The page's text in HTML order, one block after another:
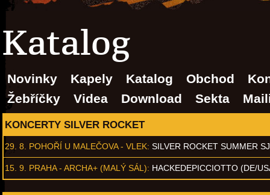
Katalog
Novinky Kapely Katalog Obchod
Žebříčky
Videa Download Sekta
KONCERTY SILVER ROCKET
29. 8. POHOŘÍ U MALEČOVA - VLEK: SILVER ROCKET SUMMER
15. 9. PRAHA - ARCHA+ (MALÝ SÁL): HACKEDEPICCIOTTO (DE/